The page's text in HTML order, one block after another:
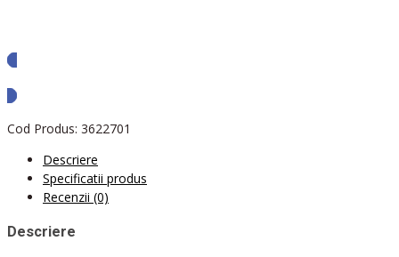
Cod Produs: 3622701
Descriere
Specificatii produs
Recenzii (0)
Descriere